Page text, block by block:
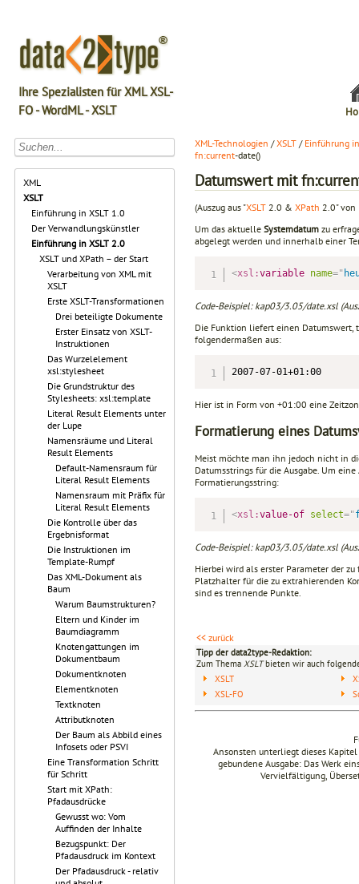
Ihre Spezialisten für XML XSL-
FO - WordML - XSLT
XML
XSLT
Einführung in XSLT 1.0
Der Verwandlungskünstler
Einführung in XSLT 2.0
XSLT und XPath – der Start
Verarbeitung von XML mit
XSLT
Erste XSLT-Transformationen
Drei beteiligte Dokumente
Erster Einsatz von XSLT-
Instruktionen
Das Wurzelelement
xsl:stylesheet
Die Grundstruktur des
Stylesheets: xsl:template
Literal Result Elements unter
der Lupe
Namensräume und Literal
Result Elements
Default-Namensraum für
Literal Result Elements
Namensraum mit Präfix für
Literal Result Elements
Die Kontrolle über das
Ergebnisformat
Die Instruktionen im
Template-Rumpf
Das XML-Dokument als
Baum
Warum Baumstrukturen?
Eltern und Kinder im
Baumdiagramm
Knotengattungen im
Dokumentbaum
Dokumentknoten
Elementknoten
Textknoten
Attributknoten
Der Baum als Abbild eines
Infosets oder PSVI
Eine Transformation Schritt
für Schritt
Start mit XPath:
Pfadausdrücke
Gewusst wo: Vom
Auffinden der Inhalte
Bezugspunkt: Der
Pfadausdruck im Kontext
Der Pfadausdruck - relativ
XML-Technologien /XSLT / Einführung
fn:current-date()
Datumswert mit
(Auszug aus "XSLT 2.0 & XPath 2.0" von
Um das aktuelle Systemdatum zu
abgelegt werden und innerhalb einer
<xsl:variable name="
Code-Beispiel: kap03/3.05/date.xsl
Die Funktion liefert einen Datumswert,
folgendermaßen aus:
2007-07-01+01:00
Hier ist in Form von +01:00 eine
Formatierung eines
Meist möchte man ihn jedoch nicht in
Datumsstrings für die Ausgabe. Um
Formatierungsstring:
<xsl:value-of select="
Code-Beispiel: kap03/3.05/date.xsl
Hierbei wird als erster Parameter der
Platzhalter für die zu extrahierenden
sind es trennende Punkte.
<< zurück
Tipp der data2type-Redaktion:
Zum Thema XSLTbieten wir auch
XSLT
XSL-FO
Ansonsten unterliegt dieses
gebundene Ausgabe: Das Werk
Vervielfältigung,